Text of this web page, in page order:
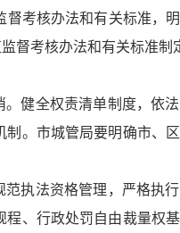
考核办法和有关标准，
督考核办法和有关标准制
健全权责清单制度，依
。市城管局要明确市、
执法资格管理，严格执
、行政处罚自由裁量权